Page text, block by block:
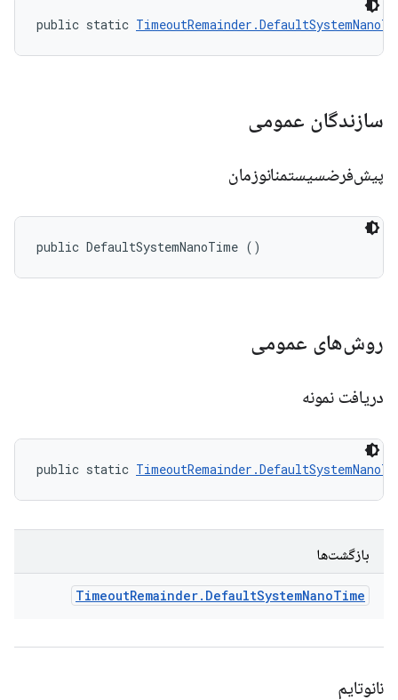
public static
سازندگان عمومی
پیش‌فرضسیستمنانوزمان
public DefaultSystemNanoTime ()
روش‌های عمومی
دریافت نمونه
public static
بازگشت‌ها
TimeoutRemainder. DefaultSystemNanoTime
نانوتایم